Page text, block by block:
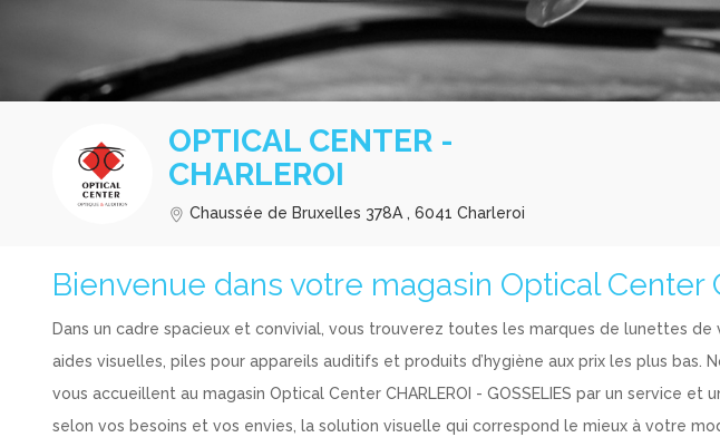
OPTICAL CENTER -
CHARLEROI
Chaussée de Bruxelles 378A , 6041 Charleroi
Bienvenue dans votre magasin Optical Center
Dans un cadre spacieux et convivial, vous trouverez toutes les marques de lunettes
aides visuelles, piles pour appareils auditifs et produits d’hygiène aux prix les plus bas.
vous accueillent au magasin Optical Center CHARLEROI - GOSSELIES par un service et
selon vos besoins et vos envies, la solution visuelle qui correspond le mieux à votre